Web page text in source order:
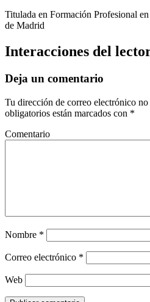
Titulada en Formación Profesional
de Madrid
Interacciones del
Deja un comentario
Tu dirección de correo electrónico no
obligatorios están marcados con *
Comentario
Nombre *
Correo electrónico *
Web